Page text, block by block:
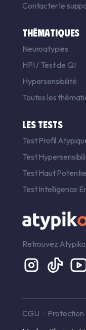
Contacter le
THÉMATIQUES
Neuroatypies
HPI / Test de QI
Hypersensibilité
Toutes les
LES TESTS
Test Profil
Test
Test Haut
Test Intelligence
Retrouvez
CGU Protection